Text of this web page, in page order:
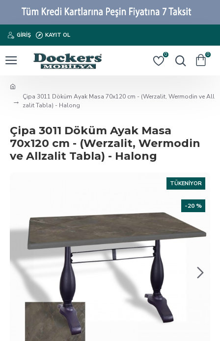
GIRIŞ KAYIT OL
0 0
Çipa 3011 Döküm Ayak Masa 70x120 cm - (Werzalit, Wermodin ve All
zalit Tabla) - Halong
Çipa 3011 Döküm Ayak Masa
70x120 cm - (Werzalit, Wermodin
ve Allzalit Tabla) - Halong
TÜKENIYOR
-20 %